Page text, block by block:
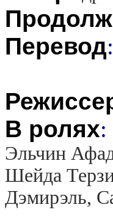
Перевод:
В ролях:
Эльчин
Шейда
Дэмирэль,